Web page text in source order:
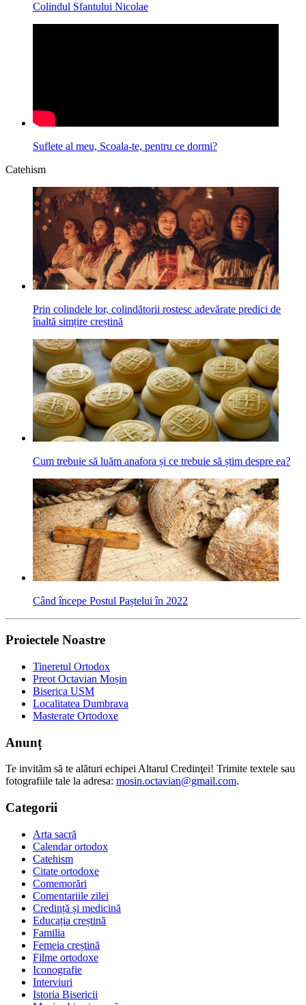
Colindul Sfantului Nicolae
Suflete al meu, Scoala-te, pentru ce dormi?
Catehism
Prin colindele lor, colindătorii rostesc adevărate predici de
înaltă simțire creștină
Cum trebuie să luăm anafora și ce trebuie să știm despre ea?
Când începe Postul Paștelui în 2022
Proiectele Noastre
Tineretul Ortodox
Preot Octavian Moșin
Biserica USM
Localitatea Dumbrava
Masterate Ortodoxe
Anunț
Te invităm să te alături echipei Altarul Credinţei! Trimite textele sau
fotografiile tale la adresa: mosin.octavian@gmail.com.
Categorii
Arta sacră
Calendar ortodox
Catehism
Citate ortodoxe
Comemorări
Comentariile zilei
Credință și medicină
Educația creștină
Familia
Femeia creștină
Filme ortodoxe
Iconografie
Interviuri
Istoria Bisericii